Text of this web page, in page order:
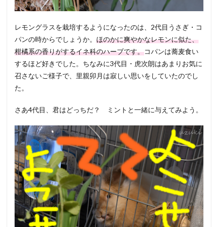
レモングラスを栽培するようになったのは、2代目うさぎ・コ
パンの時からでしょうか。 ほのかに爽やかなレモンに似た、
柑橘系の香りがするイネ科のハーブです。コパンは蕎麦食い
するほど好きでした。ちなみに3代目・虎次朗はあまりお気に
召さないご様子で、里親卯月は寂しい思いをしていたのでし
た。
さあ4代目、君はどっちだ？ ミントと一緒に与えてみよう。